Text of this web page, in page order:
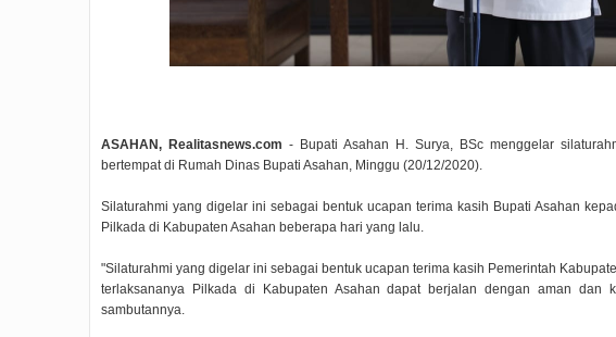
ASAHAN, Realitasnews.com - Bupati Asahan H. Surya, BSc menggelar
bertempat di Rumah Dinas Bupati Asahan, Minggu (20/12/2020).
Silaturahmi yang digelar ini sebagai bentuk ucapan terima kasih Bupati Asahan
Pilkada di Kabupaten Asahan beberapa hari yang lalu.
"Silaturahmi yang digelar ini sebagai bentuk ucapan terima kasih Pemerintah
terlaksananya Pilkada di Kabupaten Asahan dapat berjalan dengan aman dan
sambutannya.